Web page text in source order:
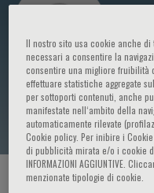
Livio Trentin
HOME PAGE / CORSI ED
Il nostro sito usa cookie anche
necessari a consentire la
consentire una migliore fruibilità
effettuare statistiche aggregate
per sottoporti contenuti, anche
manifestate nell‘ambito della
automaticamente rilevate
Cookie policy. Per inibire i
di pubblicità mirata e/o i cookie
INFORMAZIONI AGGIUNTIVE.
menzionate tipologie di cookie.